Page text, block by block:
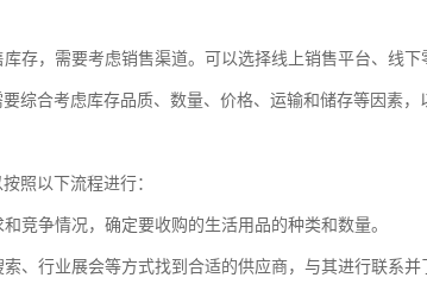
存，需要考虑销售渠道。可以选择线上销售平台、线
综合考虑库存品质、数量、价格、运输和储存等因素
照以下流程进行：
竞争情况，确定要收购的生活用品的种类和数量。
、行业展会等方式找到合适的供应商，与其进行联系